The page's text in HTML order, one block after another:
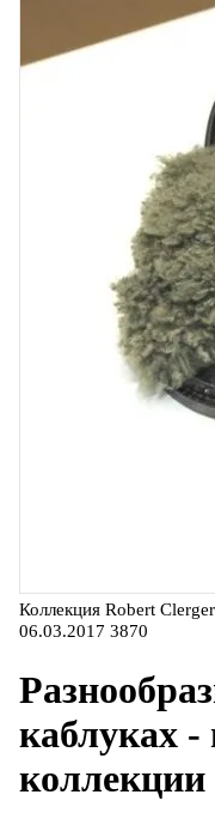
Коллекция Robert
06.03.2017 3870
каблуках -